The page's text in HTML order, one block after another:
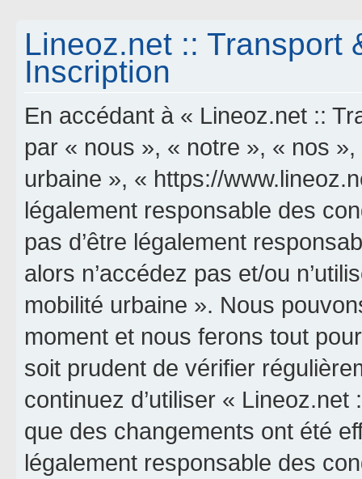
Lineoz.net :: Transport
Inscription
En accédant à « Lineoz.net ::
par « nous », « notre », « nos
urbaine », « https://
légalement responsable des
pas d’être légalement
alors n’accédez pas et/ou
mobilité urbaine ». Nous
moment et nous ferons tout
soit prudent de vérifier
continuez d’utiliser «
que des changements ont été
légalement responsable des